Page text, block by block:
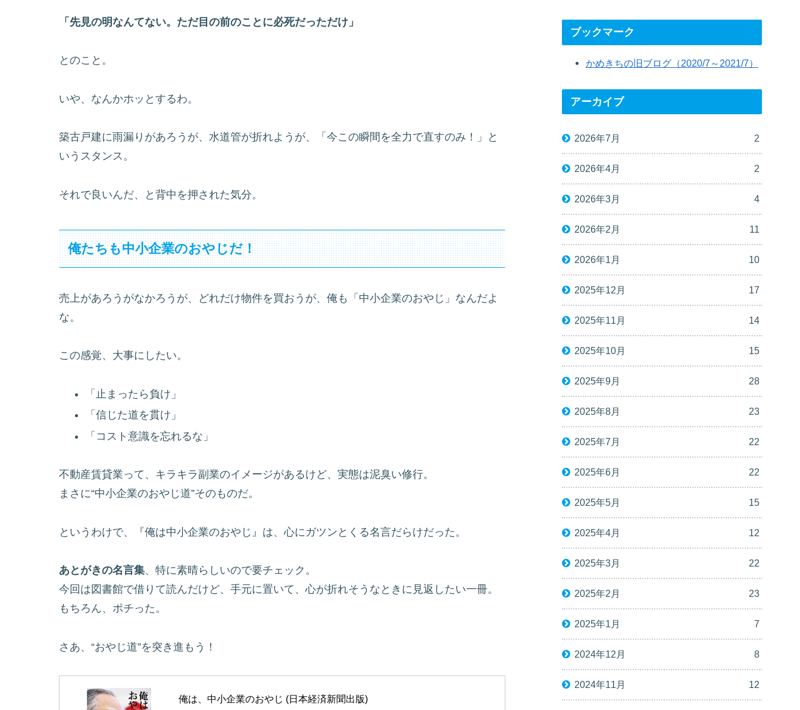
「先見の明なんてない。ただ目の前のことに必死だっただけ」
とのこと。
いや、なんかホッとするわ。
築古戸建に雨漏りがあろうが、水道管が折れようが、「今この瞬間を全力で直すのみ！」と
いうスタンス。
それで良いんだ、と背中を押された気分。
俺たちも中小企業のおやじだ！
売上があろうがなかろうが、どれだけ物件を買おうが、俺も「中小企業のおやじ」なんだよ
な。
この感覚、大事にしたい。
「止まったら負け」
「信じた道を貫け」
「コスト意識を忘れるな」
不動産賃貸業って、キラキラ副業のイメージがあるけど、実態は泥臭い修行。
まさに“中小企業のおやじ道”そのものだ。
というわけで、『俺は中小企業のおやじ』は、心にガツンとくる名言だらけだった。
あとがきの名言集、特に素晴らしいので要チェック。
今回は図書館で借りて読んだけど、手元に置いて、心が折れそうなときに見返したい一冊。
もちろん、ポチった。
さあ、“おやじ道”を突き進もう！
俺は、中小企業のおやじ (日本経済新聞出版)
ブックマーク
かめきちの旧ブログ（2020/7～2021/7）
アーカイブ
2026年7月 2
2026年4月 2
2026年3月 4
2026年2月 11
2026年1月 10
2025年12月 17
2025年11月 14
2025年10月 15
2025年9月 28
2025年8月 23
2025年7月 22
2025年6月 22
2025年5月 15
2025年4月 12
2025年3月 22
2025年2月 23
2025年1月 7
2024年12月 8
2024年11月 12